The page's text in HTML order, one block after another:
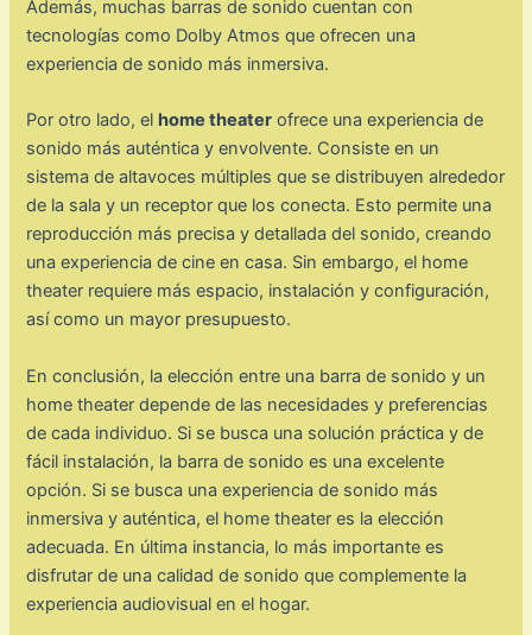
Además, muchas barras de sonido cuentan con
tecnologías como Dolby Atmos que ofrecen una
experiencia de sonido más inmersiva.
Por otro lado, el home theater ofrece una experiencia de
sonido más auténtica y envolvente. Consiste en un
sistema de altavoces múltiples que se distribuyen alrededor
de la sala y un receptor que los conecta. Esto permite una
reproducción más precisa y detallada del sonido, creando
una experiencia de cine en casa. Sin embargo, el home
theater requiere más espacio, instalación y configuración,
así como un mayor presupuesto.
En conclusión, la elección entre una barra de sonido y un
home theater depende de las necesidades y preferencias
de cada individuo. Si se busca una solución práctica y de
fácil instalación, la barra de sonido es una excelente
opción. Si se busca una experiencia de sonido más
inmersiva y auténtica, el home theater es la elección
adecuada. En última instancia, lo más importante es
disfrutar de una calidad de sonido que complemente la
experiencia audiovisual en el hogar.